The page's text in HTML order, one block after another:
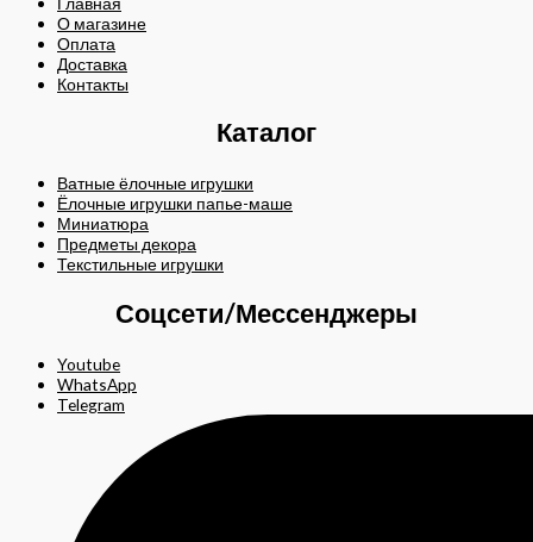
О магазине
Оплата
Доставка
Контакты
Каталог
Ватные ёлочные игрушки
Ёлочные игрушки папье-маше
Миниатюра
Предметы декора
Текстильные игрушки
Соцсети/Мессенджеры
Youtube
WhatsApp
Telegram